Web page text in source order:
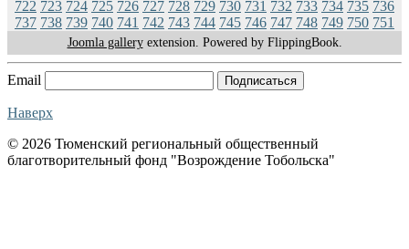
722 723 724 725 726 727 728 729 730 731 732 733 734 735 736
737 738 739 740 741 742 743 744 745 746 747 748 749 750 751
Joomla galleryextension. Powered by FlippingBook.
Email Подписаться
Наверх
© 2026 Тюменский региональный общественный
благотворительный фонд "Возрождение Тобольска"